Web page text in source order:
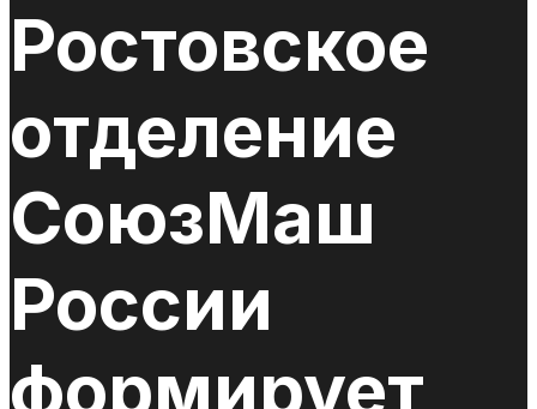
Ростовское
отделение
СоюзМаш
России
формирует